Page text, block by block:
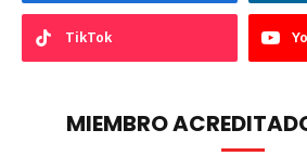
TikTok
MIEMBRO